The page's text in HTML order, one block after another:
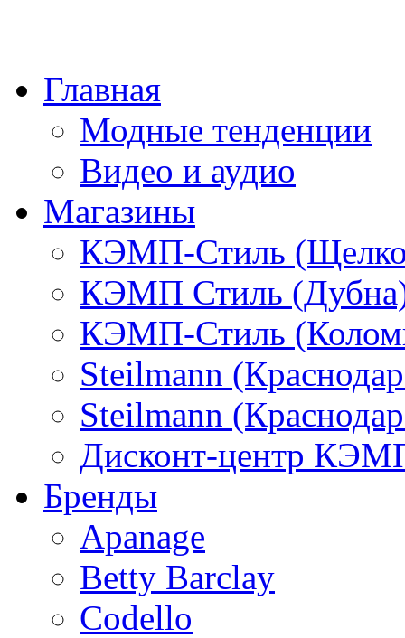
Главная
Модные тенденции
Видео и аудио
Магазины
КЭМП-Стиль
КЭМП Стиль
КЭМП-Стиль
Steilmann
Steilmann
Дисконт-центр
Бренды
Apanage
Betty Barclay
Codello